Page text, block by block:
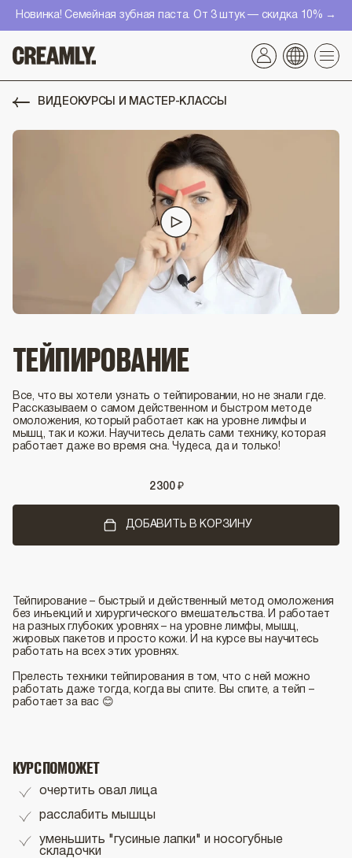
Перейти
к
контенту
Новинка! Семейная зубная паста. От 3 штук — скидка 10% →
ВИДЕОКУРСЫ И МАСТЕР-КЛАССЫ
ТЕЙПИРОВАНИЕ
Все, что вы хотели узнать о тейпировании, но не знали где.
Рассказываем о самом действенном и быстром методе
омоложения, который работает как на уровне лимфы и
мышц, так и кожи. Научитесь делать сами технику, которая
работает даже во время сна. Чудеса, да и только!
2300₽
ДОБАВИТЬ В КОРЗИНУ
Тейпирование – быстрый и действенный метод омоложения
без инъекций и хирургического вмешательства. И работает
на разных глубоких уровнях – на уровне лимфы, мышц,
жировых пакетов и просто кожи. И на курсе вы научитесь
работать на всех этих уровнях.
Прелесть техники тейпирования в том, что с ней можно
работать даже тогда, когда вы спите. Вы спите, а тейп –
работает за вас 😊
КУРС ПОМОЖЕТ
очертить овал лица
расслабить мышцы
уменьшить "гусиные лапки" и носогубные
складочки